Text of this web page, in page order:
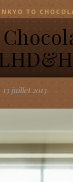
TO
13 juillet 2013